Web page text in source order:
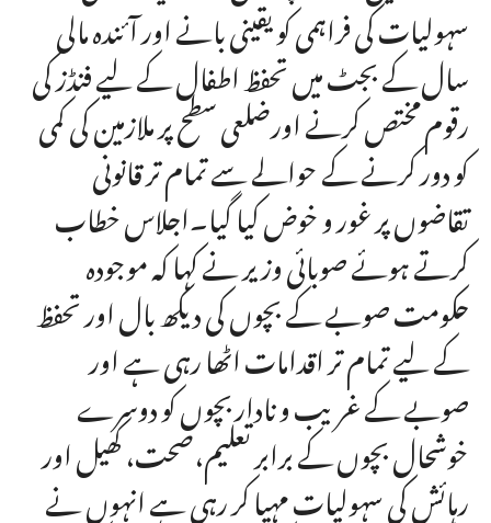
سہولیات کی فراہمی کو یقینی بانے اور آئندہ مالی
سال کے بجٹ میں تحفظ اطفال کے لیے فنڈز کی
رقوم مختص کرنے اورضلعی سطح پر ملازمین کی کمی
کو دور کرنے کے حوالے سے تمام تر قانونی
تقاضوں پر غور و خوض کیا گیا۔اجلاس خطاب
کرتے ہوئے صوبائی وزیر نے کہا کہ موجودہ
حکومت صوبے کے بچوں کی دیکھ بال اور تحفظ
کے لیے تمام تر اقدامات اٹھا رہی ہے اور
صوبے کے غریب و ناداربچوں کو دوسرے
خوشحال بچوں کے برابر تعلیم،صحت، کھیل اور
رہائش کی سہولیات مہیا کر رہی ہے انہوں نے